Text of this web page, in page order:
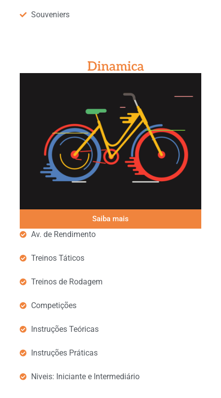
Souveniers
Dinamica
Saiba mais
Av. de Rendimento
Treinos Táticos
Treinos de Rodagem
Competições
Instruções Teóricas
Instruções Práticas
Niveis: Iniciante e Intermediário